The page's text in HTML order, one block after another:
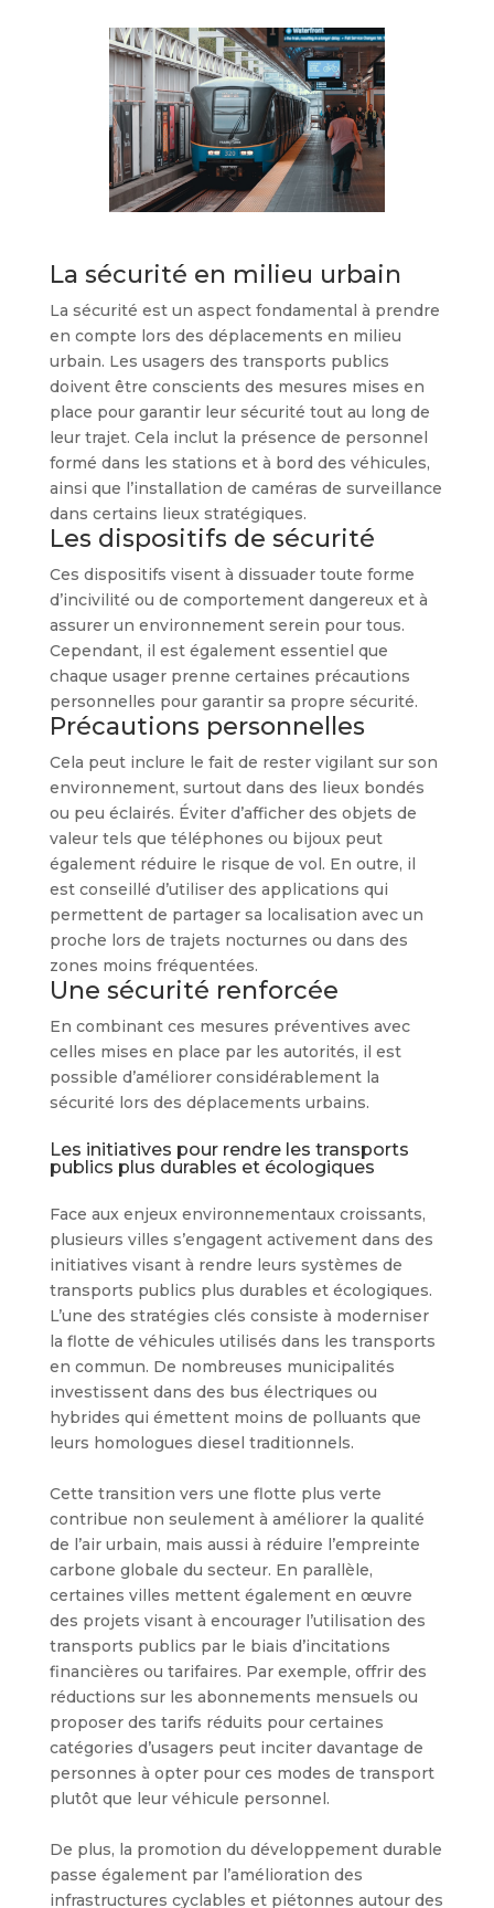
La sécurité en milieu urbain
La sécurité est un aspect fondamental à prendre
en compte lors des déplacements en milieu
urbain. Les usagers des transports publics
doivent être conscients des mesures mises en
place pour garantir leur sécurité tout au long de
leur trajet. Cela inclut la présence de personnel
formé dans les stations et à bord des véhicules,
ainsi que l’installation de caméras de surveillance
dans certains lieux stratégiques.
Les dispositifs de sécurité
Ces dispositifs visent à dissuader toute forme
d’incivilité ou de comportement dangereux et à
assurer un environnement serein pour tous.
Cependant, il est également essentiel que
chaque usager prenne certaines précautions
personnelles pour garantir sa propre sécurité.
Précautions personnelles
Cela peut inclure le fait de rester vigilant sur son
environnement, surtout dans des lieux bondés
ou peu éclairés. Éviter d’afficher des objets de
valeur tels que téléphones ou bijoux peut
également réduire le risque de vol. En outre, il
est conseillé d’utiliser des applications qui
permettent de partager sa localisation avec un
proche lors de trajets nocturnes ou dans des
zones moins fréquentées.
Une sécurité renforcée
En combinant ces mesures préventives avec
celles mises en place par les autorités, il est
possible d’améliorer considérablement la
sécurité lors des déplacements urbains.
Les initiatives pour rendre les transports
publics plus durables et écologiques
Face aux enjeux environnementaux croissants,
plusieurs villes s’engagent activement dans des
initiatives visant à rendre leurs systèmes de
transports publics plus durables et écologiques.
L’une des stratégies clés consiste à moderniser
la flotte de véhicules utilisés dans les transports
en commun. De nombreuses municipalités
investissent dans des bus électriques ou
hybrides qui émettent moins de polluants que
leurs homologues diesel traditionnels.
Cette transition vers une flotte plus verte
contribue non seulement à améliorer la qualité
de l’air urbain, mais aussi à réduire l’empreinte
carbone globale du secteur. En parallèle,
certaines villes mettent également en œuvre
des projets visant à encourager l’utilisation des
transports publics par le biais d’incitations
financières ou tarifaires. Par exemple, offrir des
réductions sur les abonnements mensuels ou
proposer des tarifs réduits pour certaines
catégories d’usagers peut inciter davantage de
personnes à opter pour ces modes de transport
plutôt que leur véhicule personnel.
De plus, la promotion du développement durable
passe également par l’amélioration des
infrastructures cyclables et piétonnes autour des